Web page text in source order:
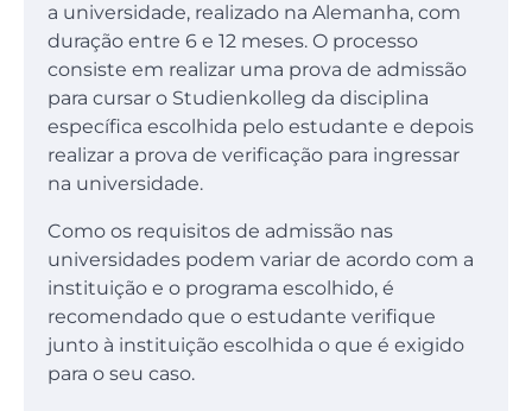
a universidade, realizado na Alemanha, com
duração entre 6 e 12 meses. O processo
consiste em realizar uma prova de admissão
para cursar o Studienkolleg da disciplina
específica escolhida pelo estudante e depois
realizar a prova de verificação para ingressar
na universidade.
Como os requisitos de admissão nas
universidades podem variar de acordo com a
instituição e o programa escolhido, é
recomendado que o estudante verifique
junto à instituição escolhida o que é exigido
para o seu caso.